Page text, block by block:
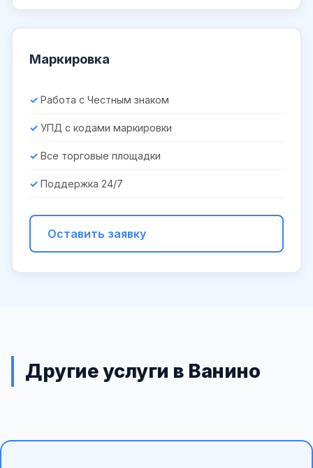
Маркировка
Работа с Честным знаком
УПД с кодами маркировки
Все торговые площадки
Поддержка 24/7
Оставить заявку
Другие услуги в Ванино